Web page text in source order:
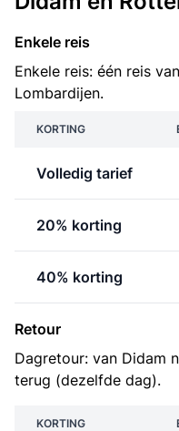
Enkele reis
Enkele reis: één reis
Lombardijen.
KORTING
Volledig tarief
20% korting
40% korting
Retour
Dagretour: van Didam
terug (dezelfde dag).
KORTING